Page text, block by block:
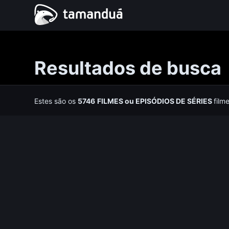
Resultados de busca
Estes são os 5746 FILMESou EPISÓDIOS DE SÉRIES